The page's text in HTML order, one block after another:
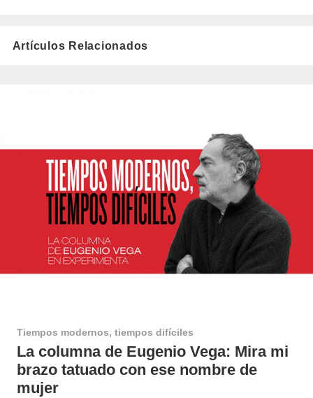
Artículos Relacionados
Tiempos modernos, tiempos difíciles
La columna de Eugenio Vega: Mira mi
brazo tatuado con ese nombre de
mujer